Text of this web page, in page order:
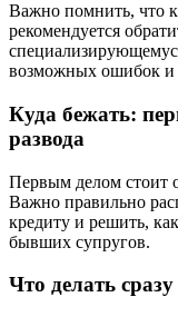
Важно помнить, что
рекомендуется
возможных ошибок и
Куда бежать:
развода
Первым делом стоит
Важно правильно
кредиту и решить,
бывших супругов.
Что делать